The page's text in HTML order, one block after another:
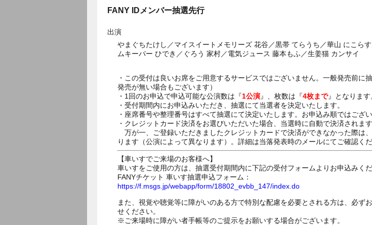
FANY IDメンバー抽選先行
出演
やまぐちたけし／マイスイートメモリーズ 花谷／黒帯 てらうち／華山 にこら
ムキーパー ひでき／ぐろう 家村／電気ジュース 藤本もふ／生姜猫 カンサイ
・この受付は良いお席をご用意するサービスではございません。一般発売前
発売が無い場合もございます）
・1回のお申込で申込可能な公演数は『1公演』、枚数は『4枚まで』となります
・受付期間内にお申込みいただき、抽選にて当選者を決定いたします。
・座席番号や整理番号はすべて抽選にて決定いたします。お申込み順ではござい
・クレジットカード決済をお選びいただいた場合、当選時に自動で決済されます
万が一、ご登録いただきましたクレジットカードで決済ができなかった際は
ります（公演によって異なります）。詳細は当落発表時のメールにてご確認くだ
【車いすでご来場のお客様へ】
車いすをご使用の方は、抽選受付期間内に下記の受付フォームよりお申込みくだ
FANYチケット 車いす抽選申込フォーム：
https://f.msgs.jp/webapp/form/18802_evbb_147/index.do
また、視覚や聴覚等に障がいのある方で特別な配慮を必要とされる方は、必ず
せください。
※ご来場時に障がい者手帳等のご提示をお願いする場合がございます。